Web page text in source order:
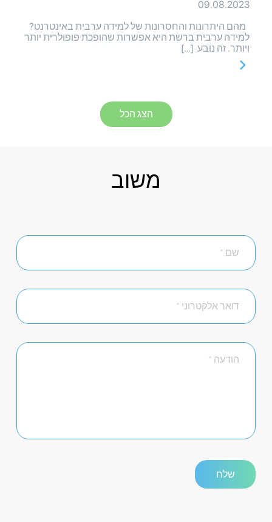
09.08.2023
מהם היתרונות והחסרונות של למידה ערבית באינטרנט?
למידה ערבית ברשת היא אפשרות שהופכת פופולרית יותר
ויותר. זה נובע […]
הצג הכל
משוב